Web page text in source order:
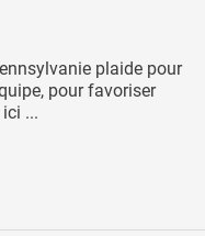
plaide pour
pour favoriser
...